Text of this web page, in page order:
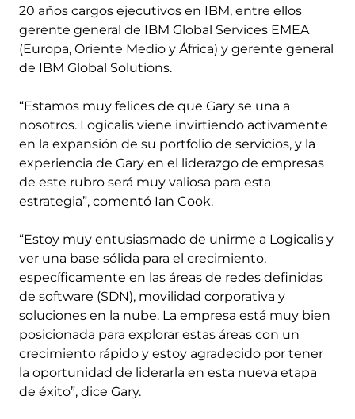
20 años cargos ejecutivos en IBM, entre ellos
gerente general de IBM Global Services EMEA
(Europa, Oriente Medio y África) y gerente general
de IBM Global Solutions.
“Estamos muy felices de que Gary se una a
nosotros. Logicalis viene invirtiendo activamente
en la expansión de su portfolio de servicios, y la
experiencia de Gary en el liderazgo de empresas
de este rubro será muy valiosa para esta
estrategia”, comentó Ian Cook.
“Estoy muy entusiasmado de unirme a Logicalis y
ver una base sólida para el crecimiento,
específicamente en las áreas de redes definidas
de software (SDN), movilidad corporativa y
soluciones en la nube. La empresa está muy bien
posicionada para explorar estas áreas con un
crecimiento rápido y estoy agradecido por tener
la oportunidad de liderarla en esta nueva etapa
de éxito”, dice Gary.